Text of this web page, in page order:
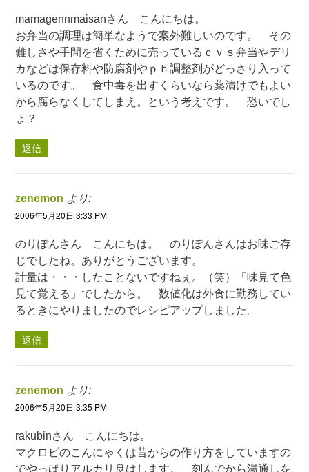
mamagennmaisanさん こんにちは。
お弁当の調理は簡単なようで案外難しいのです。 その
難しさや手間を省くために売っているｃｖｓ弁当やデリ
カなどは保存料や防腐剤やｐｈ調整剤がどっさり入って
いるのです。 食中毒を出すくらいなら薬漬けでもよい
から腐らなくしてしまえ。という考えです。 恐いでし
ょ？
返信
zenemon より:
2006年5月20日 3:33 PM
のりぽんさん こんにちは。 のりぽんさんはお味ご存
じでしたね。ありがとうございます。
計量は・・・したことないですねぇ。（笑）「味見て色
見て覚える」でしたから。 数値化は外食に勤務してい
るときにやりましたのでレシピアップしました。
返信
zenemon より:
2006年5月20日 3:35 PM
rakubinさん こんにちは。
マクロビのこんにゃくは昔からの作り方をしていますの
でやっぱりアルカリ臭はします。 刻んでから湯通しを